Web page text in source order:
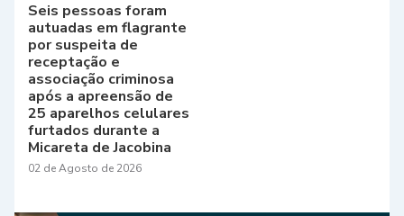
Seis pessoas foram
autuadas em flagrante
por suspeita de
receptação e
associação criminosa
após a apreensão de
25 aparelhos celulares
furtados durante a
Micareta de Jacobina
02 de Agosto de 2026